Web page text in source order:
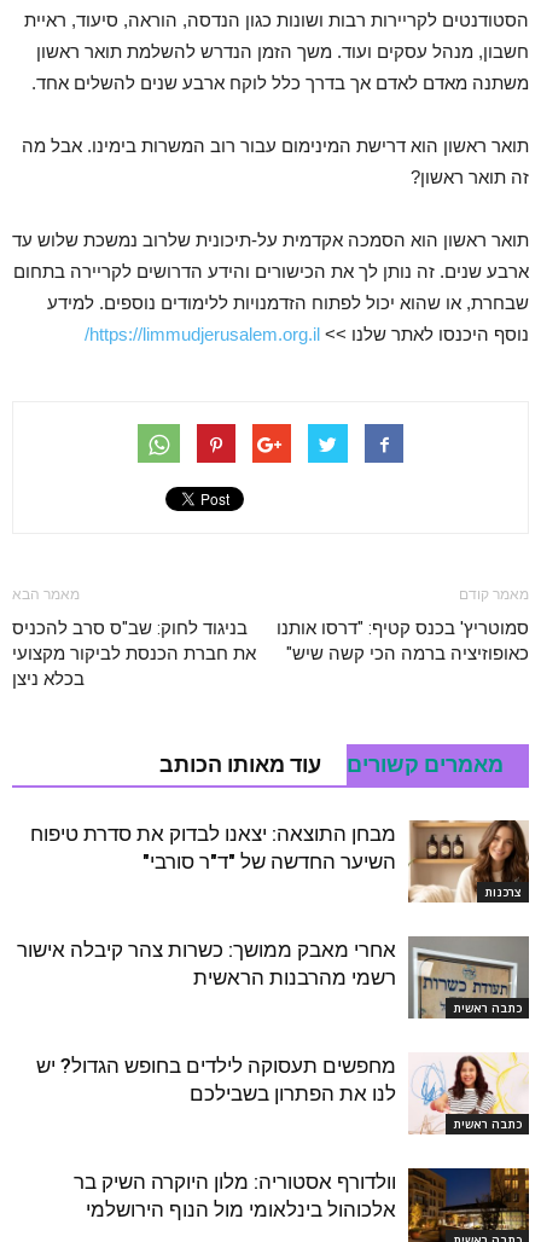
הסטודנטים לקריירות רבות ושונות כגון הנדסה, הוראה, סיעוד, ראיית
חשבון, מנהל עסקים ועוד. משך הזמן הנדרש להשלמת תואר ראשון
משתנה מאדם לאדם אך בדרך כלל לוקח ארבע שנים להשלים אחד.
תואר ראשון הוא דרישת המינימום עבור רוב המשרות בימינו. אבל מה
זה תואר ראשון?
תואר ראשון הוא הסמכה אקדמית על-תיכונית שלרוב נמשכת שלוש עד
ארבע שנים. זה נותן לך את הכישורים והידע הדרושים לקריירה בתחום
שבחרת, או שהוא יכול לפתוח הזדמנויות ללימודים נוספים. למידע
נוסף היכנסו לאתר שלנו >> https://limmudjerusalem.org.il/
מאמר קודם
סמוטריץ' בכנס קטיף: "דרסו אותנו
כאופוזיציה ברמה הכי קשה שיש"
מאמר הבא
בניגוד לחוק: שב"ס סרב להכניס
את חברת הכנסת לביקור מקצועי
בכלא ניצן
מאמרים קשורים עוד מאותו הכותב
צרכנות
מבחן התוצאה: יצאנו לבדוק את סדרת טיפוח
השיער החדשה של "ד"ר סורבי"
כתבה ראשית
אחרי מאבק ממושך: כשרות צהר קיבלה אישור
רשמי מהרבנות הראשית
כתבה ראשית
מחפשים תעסוקה לילדים בחופש הגדול? יש
לנו את הפתרון בשבילכם
וולדורף אסטוריה: מלון היוקרה השיק בר
אלכוהול בינלאומי מול הנוף הירושלמי